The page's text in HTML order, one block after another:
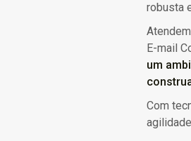
robusta
E-mail
um
Com